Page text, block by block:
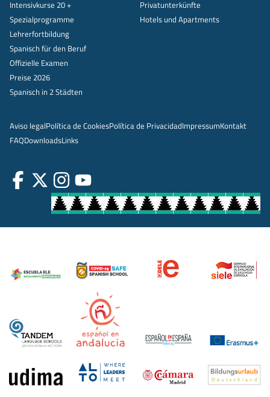
Intensivkurse 20 +
Spezialprogramme
Lehrerfortbildung
Spanisch für den Beruf
Offizielle Examen
Preise 2026
Spanisch in 2 Städten
Privatunterkünfte
Hotels und Apartments
Aviso legalPolítica de CookiesPolítica de PrivacidadImpressumKontakt
FAQDownloadsLinks